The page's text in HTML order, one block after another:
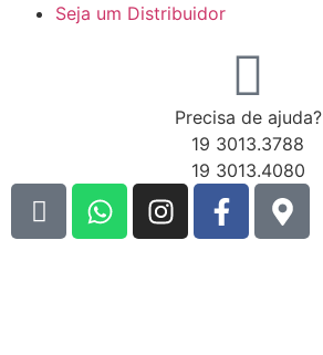
Seja um Distribuidor
Precisa de ajuda?
19 3013.3788
19 3013.4080